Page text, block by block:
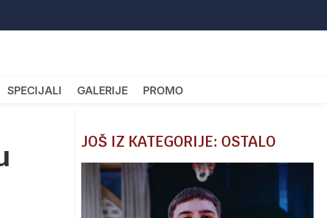
SPECIJALI GALERIJE PROMO
JOŠ IZ KATEGORIJE: OSTALO